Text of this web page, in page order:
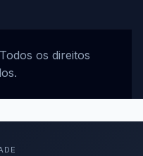
os direitos